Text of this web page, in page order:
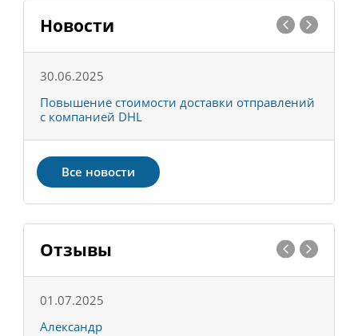
Новости
30.06.2025
Повышение стоимости доставки отправлений
с компанией DHL
Все новости
Отзывы
01.07.2025
Александр